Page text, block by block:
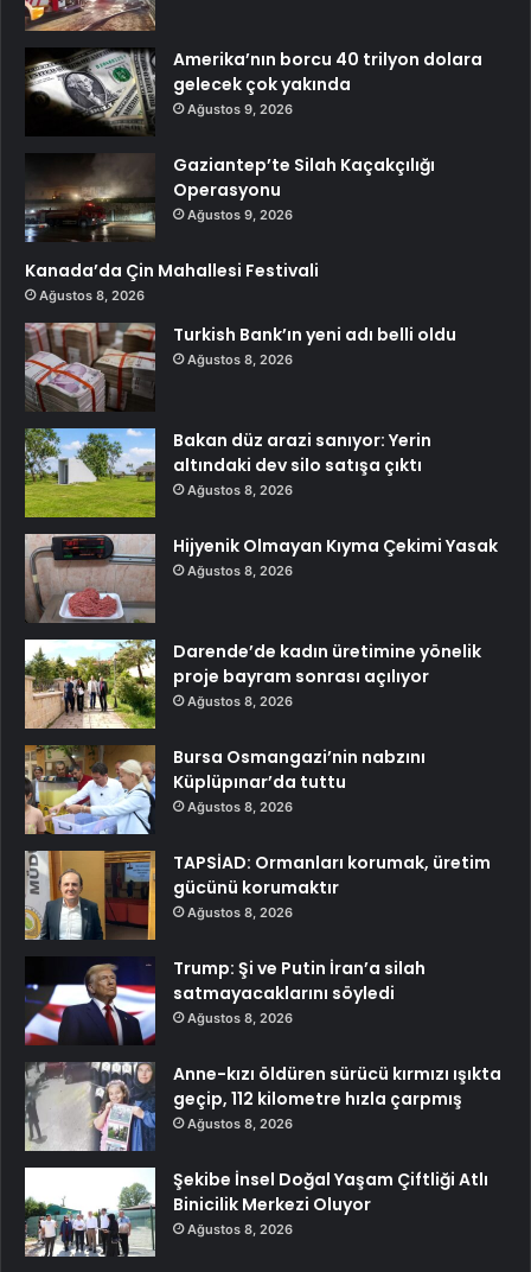
Amerika’nın borcu 40 trilyon dolara
gelecek çok yakında
Ağustos 9, 2026
Gaziantep’te Silah Kaçakçılığı
Operasyonu
Ağustos 9, 2026
Kanada’da Çin Mahallesi Festivali
Ağustos 8, 2026
Turkish Bank’ın yeni adı belli oldu
Ağustos 8, 2026
Bakan düz arazi sanıyor: Yerin
altındaki dev silo satışa çıktı
Ağustos 8, 2026
Hijyenik Olmayan Kıyma Çekimi Yasak
Ağustos 8, 2026
Darende’de kadın üretimine yönelik
proje bayram sonrası açılıyor
Ağustos 8, 2026
Bursa Osmangazi’nin nabzını
Küplüpınar’da tuttu
Ağustos 8, 2026
TAPSİAD: Ormanları korumak, üretim
gücünü korumaktır
Ağustos 8, 2026
Trump: Şi ve Putin İran’a silah
satmayacaklarını söyledi
Ağustos 8, 2026
Anne-kızı öldüren sürücü kırmızı ışıkta
geçip, 112 kilometre hızla çarpmış
Ağustos 8, 2026
Şekibe İnsel Doğal Yaşam Çiftliği Atlı
Binicilik Merkezi Oluyor
Ağustos 8, 2026